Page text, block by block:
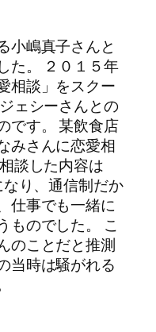
小嶋真子さんと
た。 ２０１５年
相談」をスクー
ェシーさんとの
です。 某飲食店
みさんに恋愛相
談した内容は
なり、通信制だか
仕事でも一緒に
ものでした。 こ
のことだと推測
当時は騒がれる